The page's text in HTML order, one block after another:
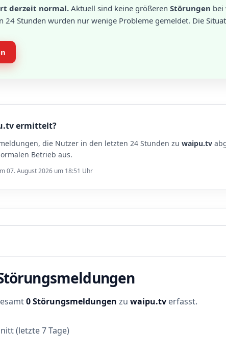
derzeit normal. Aktuell sind keine größeren Störungen bei
24 Stunden wurden nur wenige Probleme gemeldet. Die
ermittelt?
die Nutzer in den letzten 24 Stunden zu waipu.tv
Betrieb aus.
07. August 2026 um 18:51 Uhr
0 Störungsmeldungen zu waipu.tv erfasst.
(letzte 7 Tage)